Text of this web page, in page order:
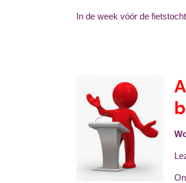
In de week vóór de